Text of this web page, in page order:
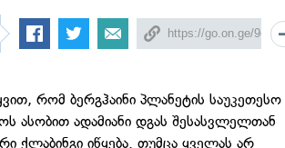
რომ ბერგჰაინი პლანეტის საუკეთესო
ასობით ადამიანი დგას შესასვლელთან
ქლაბინგი იწყება. თუმცა ყველას არ